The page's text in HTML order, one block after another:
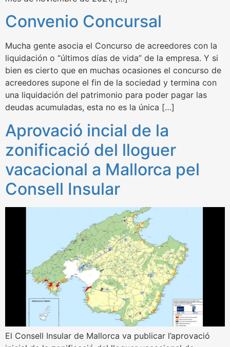
Convenio Concursal
Mucha gente asocia el Concurso de acreedores con la
liquidación o “últimos días de vida” de la empresa. Y si
bien es cierto que en muchas ocasiones el concurso de
acreedores supone el fin de la sociedad y termina con
una liquidación del patrimonio para poder pagar las
deudas acumuladas, esta no es la única […]
Aprovació incial de la
zonificació del lloguer
vacacional a Mallorca pel
Consell Insular
El Consell Insular de Mallorca va publicar l’aprovació